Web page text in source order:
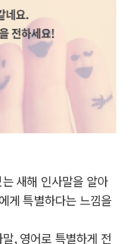
새해 인사말을 알아
게 특별하다는 느낌을
, 영어로 특별하게 전